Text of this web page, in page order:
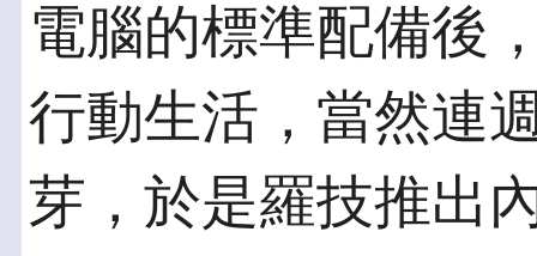
電腦的標準配備後
行動生活，當然連
芽，於是羅技推出